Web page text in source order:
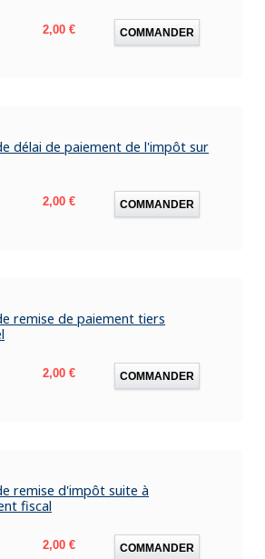
Prix
2,00 € COMMANDER
délai de paiement de l'impôt sur
Prix
2,00 € COMMANDER
remise de paiement tiers
Prix
2,00 € COMMANDER
remise d'impôt suite à
fiscal
Prix
2,00 € COMMANDER